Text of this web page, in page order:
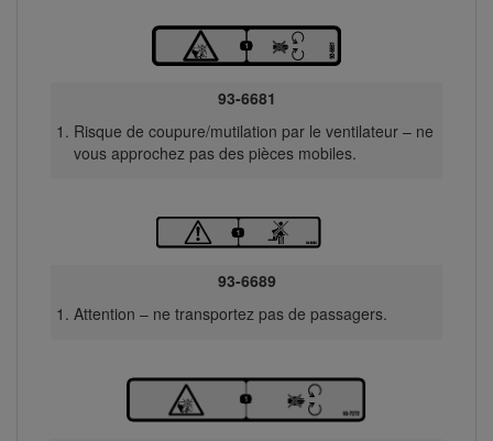
93-6681
Risque de coupure/mutilation par le ventilateur – ne
vous approchez pas des pièces mobiles.
93-6689
Attention – ne transportez pas de passagers.